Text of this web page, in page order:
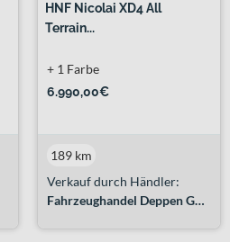
HNF Nicolai XD4 All
Terrain...
6.990,00€
+ 1 Farbe
Verkauf durch Händler:
Fahrzeughandel Deppen GmbH
189 km